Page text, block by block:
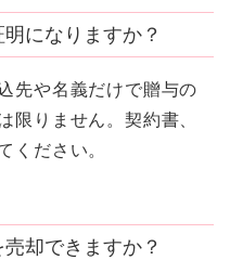
になりますか？
先や名義だけで贈与の
限りません。契約書、
ください。
却できますか？